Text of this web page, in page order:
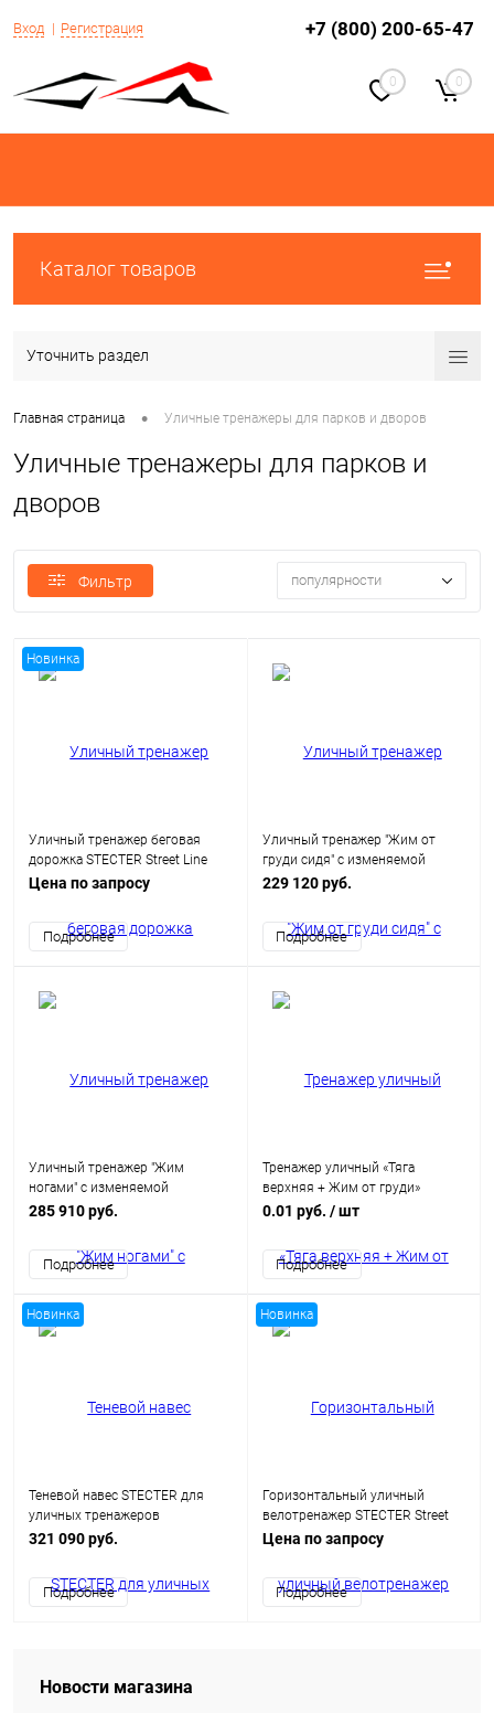
Вход Регистрация +7 (800) 200-65-47
0 0
Каталог товаров
Уточнить раздел
Главная страница • Уличные тренажеры для парков и дворов
Уличные тренажеры для парков и
дворов
Фильтр популярности
Новинка
Уличный тренажер беговая
дорожка STECTER Street Line
(инерционная)
Цена по запросу
Подробнее
Уличный тренажер "Жим от
груди сидя" с изменяемой
нагрузкой
229 120 руб.
Подробнее
Уличный тренажер "Жим
ногами" с изменяемой
нагрузкой
285 910 руб.
Подробнее
Тренажер уличный «Тяга
верхняя + Жим от груди»
0.01 руб. / шт
Подробнее
Новинка
Теневой навес STECTER для
уличных тренажеров
321 090 руб.
Подробнее
Новинка
Горизонтальный уличный
велотренажер STECTER Street
Line
Цена по запросу
Подробнее
Новости магазина